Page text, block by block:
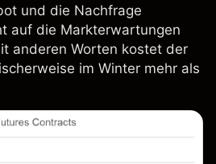
und die Nachfrage
auf die Markterwartungen
anderen Worten kostet der
im Winter mehr als